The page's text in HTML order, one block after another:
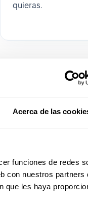
Acerca de las
funciones de redes
con nuestros partners
que les haya
quieras.
avanzada
ayuda a los